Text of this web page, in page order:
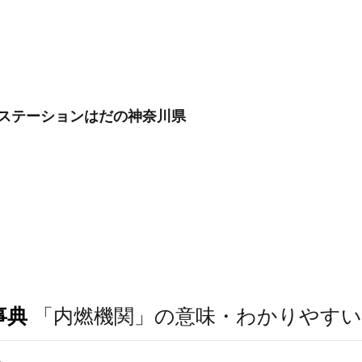
テーションはだの神奈川県
典 「内燃機関」の意味・わかりやす